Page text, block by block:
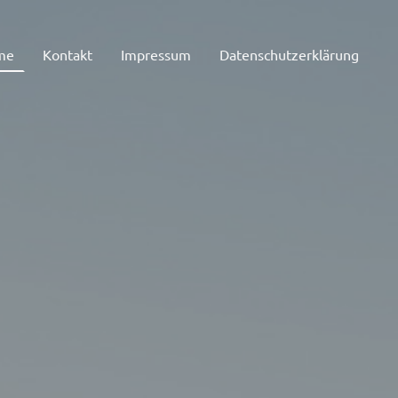
Kontakt Impressum Datenschutzerklärung